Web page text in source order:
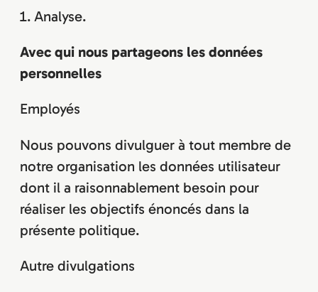
Analyse.
Avec qui nous partageons les données
personnelles
Employés
Nous pouvons divulguer à tout membre de
notre organisation les données utilisateur
dont il a raisonnablement besoin pour
réaliser les objectifs énoncés dans la
présente politique.
Autre divulgations